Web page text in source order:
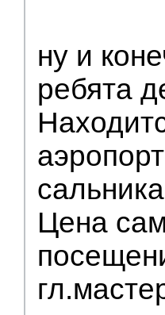
ну и
ребята
Цена